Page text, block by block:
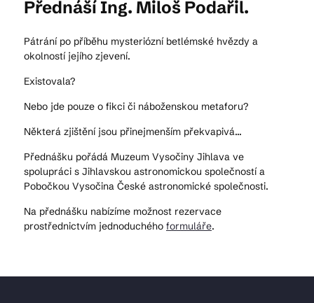
Přednáší Ing. Miloš Podařil.
Pátrání po příběhu mysteriózní betlémské hvězdy a
okolností jejího zjevení.
Existovala?
Nebo jde pouze o fikci či náboženskou metaforu?
Některá zjištění jsou přinejmenším překvapivá...
Přednášku pořádá Muzeum Vysočiny Jihlava ve
spolupráci s Jihlavskou astronomickou společností a
Pobočkou Vysočina České astronomické společnosti.
Na přednášku nabízíme možnost rezervace
prostřednictvím jednoduchého formuláře.